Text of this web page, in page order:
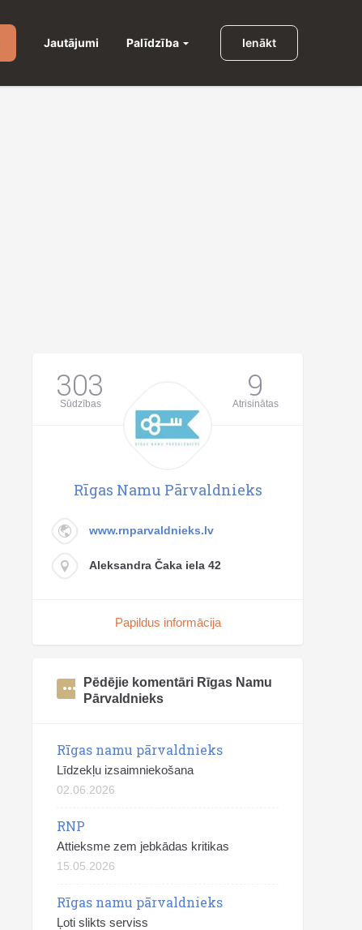
Jautājumi Palīdzība Ienākt
303
Sūdzības 9
Atrisinātas
Rīgas Namu Pārvaldnieks
www.rnparvaldnieks.lv
Aleksandra Čaka iela 42
Papildus informācija
Pēdējie komentāri Rīgas Namu
Pārvaldnieks
Rīgas namu pārvaldnieks
Līdzekļu izsaimniekošana
02.06.2026
RNP
Attieksme zem jebkādas kritikas
15.05.2026
Rīgas namu pārvaldnieks
Ļoti slikts serviss